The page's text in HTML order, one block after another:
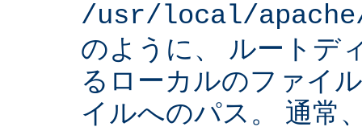
/usr/local/
のように、 ルートデ
るローカルのファイ
イルへのパス。 通常